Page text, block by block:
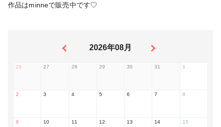
作品はminneで販売中です♡
2026年08月
26 27 28 29 30 31 1
2 3 4 5 6 7 8
9 10 11 12 13 14 15